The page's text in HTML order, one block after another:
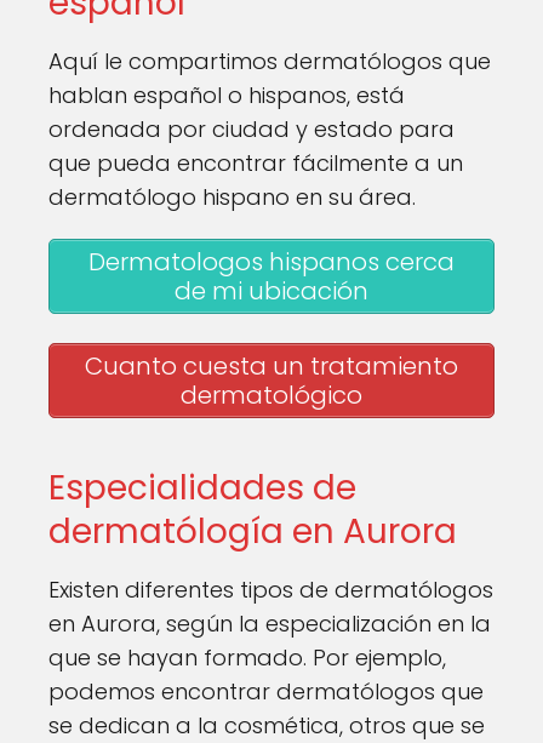
Aquí le compartimos dermatólogos que
hablan español o hispanos, está
ordenada por ciudad y estado para
que pueda encontrar fácilmente a un
dermatólogo hispano en su área.
Dermatologos hispanos cerca
de mi ubicación
Cuanto cuesta un tratamiento
dermatológico
Especialidades de
dermatólogía en Aurora
Existen diferentes tipos de dermatólogos
en Aurora, según la especialización en la
que se hayan formado. Por ejemplo,
podemos encontrar dermatólogos que
se dedican a la cosmética, otros que se